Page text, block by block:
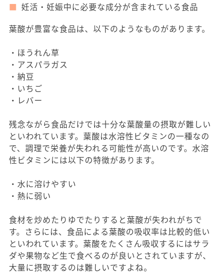
妊活・妊娠中に必要な成分が含まれている食品
葉酸が豊富な食品は、以下のようなものがあります。
・ほうれん草
・アスパラガス
・納豆
・いちご
・レバー
残念ながら食品だけでは十分な葉酸量の摂取が難しい
といわれています。葉酸は水溶性ビタミンの一種なの
で、調理で栄養が失われる可能性が高いのです。水溶
性ビタミンには以下の特徴があります。
・水に溶けやすい
・熱に弱い
食材を炒めたりゆでたりすると葉酸が失われがちで
す。さらには、食品による葉酸の吸収率は比較的低い
といわれています。葉酸をたくさん吸収するにはサラ
ダや果物など生で食べるのが良いとされていますが、
大量に摂取するのは難しいですよね。